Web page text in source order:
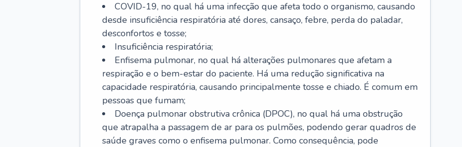
COVID-19, no qual há uma infecção que afeta todo o organismo, causando
desde insuficiência respiratória até dores, cansaço, febre, perda do paladar,
desconfortos e tosse;
Insuficiência respiratória;
Enfisema pulmonar, no qual há alterações pulmonares que afetam a
respiração e o bem-estar do paciente. Há uma redução significativa na
capacidade respiratória, causando principalmente tosse e chiado. É comum em
pessoas que fumam;
Doença pulmonar obstrutiva crônica (DPOC), no qual há uma obstrução
que atrapalha a passagem de ar para os pulmões, podendo gerar quadros de
saúde graves como o enfisema pulmonar. Como consequência, pode